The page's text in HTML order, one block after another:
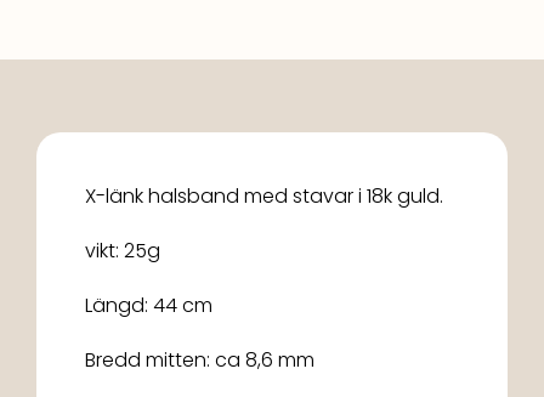
X-länk halsband med stavar i 18k guld.
vikt: 25g
Längd: 44 cm
Bredd mitten: ca 8,6 mm